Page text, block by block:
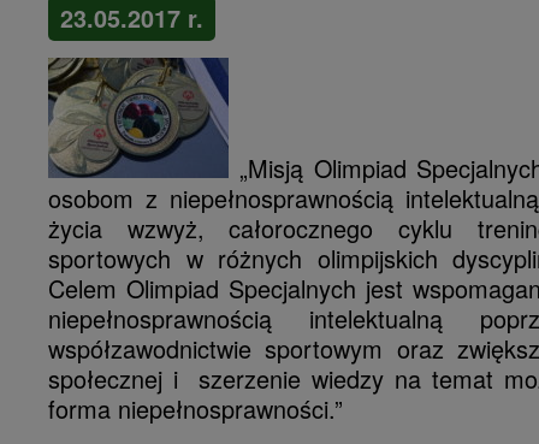
23.05.2017 r.
„Misją Olimpiad
osobom z niepełnosprawnością
życia wzwyż, całorocznego cyklu
sportowych w różnych olimpijskich
Celem Olimpiad Specjalnych jest
niepełnosprawnością intelektualną
współzawodnictwie sportowym oraz
społecznej i szerzenie wiedzy na temat
forma niepełnosprawności.”